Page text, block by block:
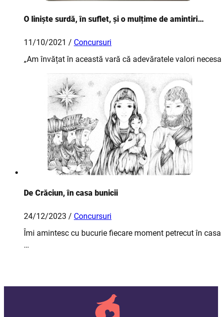
O liniște surdă, în suflet, și o mulțime de amintiri…
11/10/2021 / Concursuri
„Am învățat în această vară că adevăratele valori
De Crăciun, în casa bunicii
24/12/2023 / Concursuri
Îmi amintesc cu bucurie fiecare moment petrecut în
…